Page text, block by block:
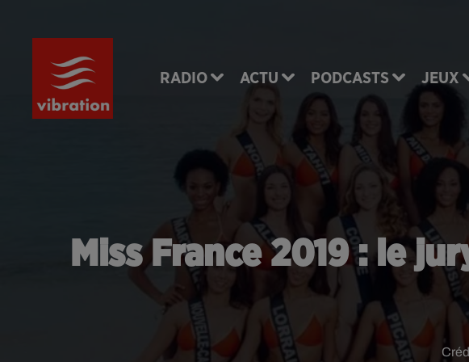
RADIO ACTU PODCASTS JEUX
Miss France 2019 : le